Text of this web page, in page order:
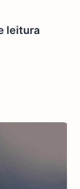
leitura